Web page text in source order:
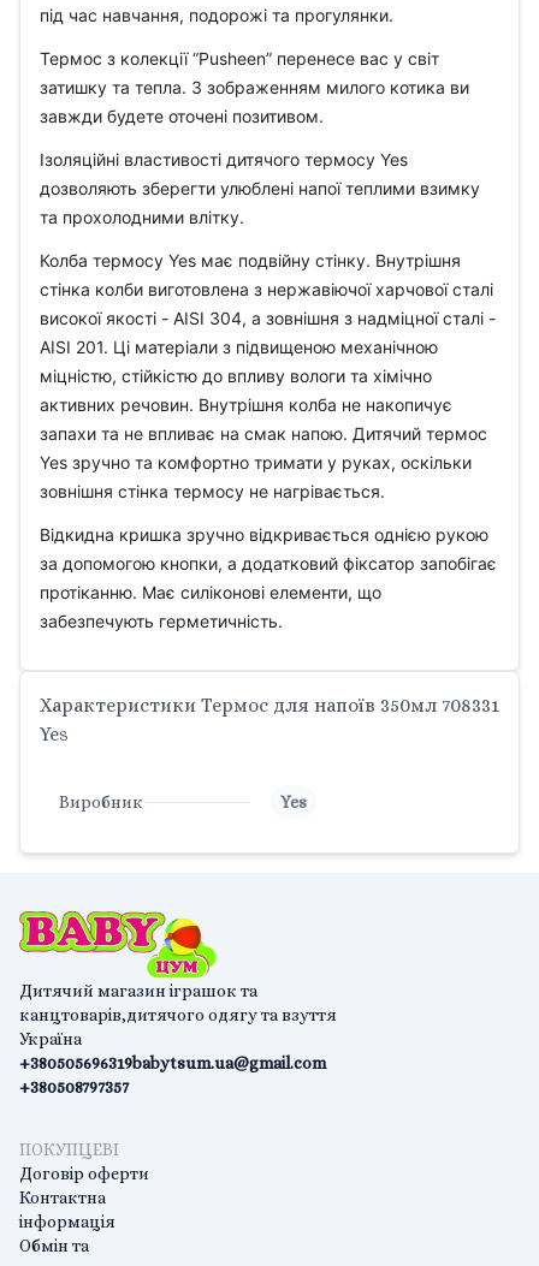
під час навчання, подорожі та прогулянки.
Термос з колекції “Pusheen” перенесе вас у світ
затишку та тепла. З зображенням милого котика ви
завжди будете оточені позитивом.
Ізоляційні властивості дитячого термосу Yes
дозволяють зберегти улюблені напої теплими взимку
та прохолодними влітку.
Колба термосу Yes має подвійну стінку. Внутрішня
стінка колби виготовлена з нержавіючої харчової сталі
високої якості - AISI 304, а зовнішня з надміцної сталі -
AISI 201. Ці матеріали з підвищеною механічною
міцністю, стійкістю до впливу вологи та хімічно
активних речовин. Внутрішня колба не накопичує
запахи та не впливає на смак напою. Дитячий термос
Yes зручно та комфортно тримати у руках, оскільки
зовнішня стінка термосу не нагрівається.
Відкидна кришка зручно відкривається однією рукою
за допомогою кнопки, а додатковий фіксатор запобігає
протіканню. Має силіконові елементи, що
забезпечують герметичність.
Характеристики Термос для напоїв 350мл 708331
Yes
Виробник Yes
Дитячий магазин іграшок та
канцтоварів,дитячого одягу та взуття
Україна
+380505696319
+380508797357
babytsum.ua@gmail.com
ПОКУПЦЕВІ
Договір оферти
Контактна
інформація
Обмін та